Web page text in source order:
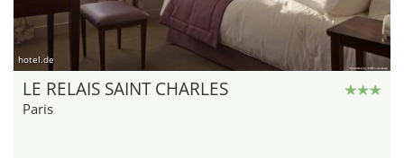
hotel.de
LE RELAIS SAINT CHARLES
Paris